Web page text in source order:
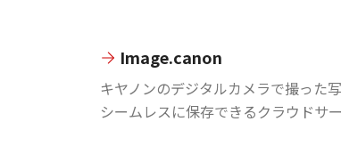
Image.canon
キヤノンのデジタルカメラで撮った
シームレスに保存できるクラウドサー